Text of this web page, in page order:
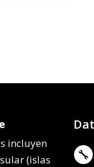
incluyen
(islas
